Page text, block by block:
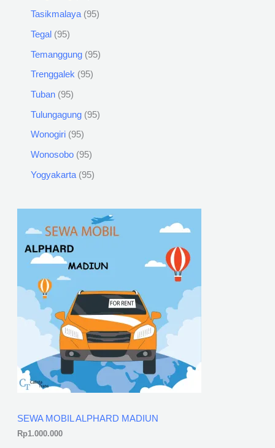
Tasikmalaya 95
Tegal 95
Temanggung 95
Trenggalek 95
Tuban 95
Tulungagung 95
Wonogiri 95
Wonosobo 95
Yogyakarta 95
SEWA MOBIL ALPHARD MADIUN
Rp1.000.000